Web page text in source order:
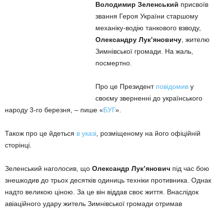
Володимир Зеленський присвоїв
звання Героя України старшому
механіку-водію танкового взводу,
Олександру Лук’яновичу , жителю
Зимнівської громади. На жаль,
посмертно.
Про це Президент повідомив у
своєму зверненні до українського
народу 3-го березня, – пише «БУГ».
Також про це йдеться в указі , розміщеному на його офіційній
сторінці.
Зеленський наголосив, що Олександр Лук’янович під час бою
знешкодив до трьох десятків одиниць техніки противника. Однак
надто великою ціною. За це він віддав своє життя. Внаслідок
авіаційного удару житель Зимнівської громади отримав